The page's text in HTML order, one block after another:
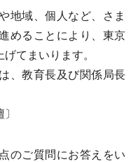
地域、個人など、さま
めることにより、東京
てまいります。
、教育長及び関係局長
のご質問にお答えをい